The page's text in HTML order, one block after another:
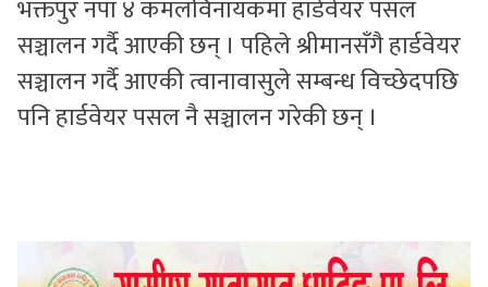
भक्तपुर नपा ४ कमलविनायकमा हार्डवेयर पसल
सञ्चालन गर्दै आएकी छन् । पहिले श्रीमानसँगै हार्डवेयर
सञ्चालन गर्दै आएकी त्वानावासुले सम्बन्ध विच्छेदपछि
पनि हार्डवेयर पसल नै सञ्चालन गरेकी छन् ।